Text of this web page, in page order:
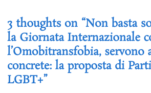
3 thoughts on “Non basta
la Giornata Internazionale
l’Omobitransfobia, servono
concrete: la proposta di
LGBT+”